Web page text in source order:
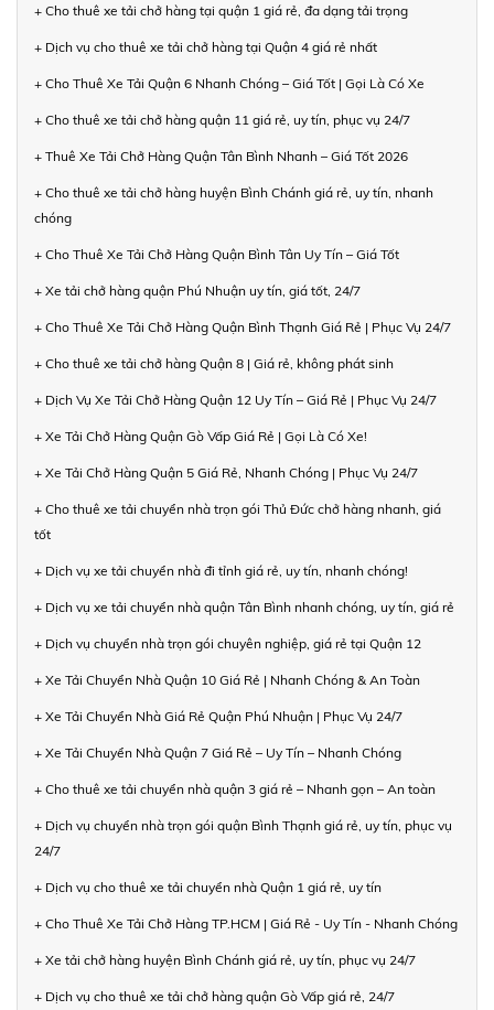
+ Cho thuê xe tải chở hàng tại quận 1 giá rẻ, đa dạng tải trọng
+ Dịch vụ cho thuê xe tải chở hàng tại Quận 4 giá rẻ nhất
+ Cho Thuê Xe Tải Quận 6 Nhanh Chóng – Giá Tốt | Gọi Là Có Xe
+ Cho thuê xe tải chở hàng quận 11 giá rẻ, uy tín, phục vụ 24/7
+ Thuê Xe Tải Chở Hàng Quận Tân Bình Nhanh – Giá Tốt 2026
+ Cho thuê xe tải chở hàng huyện Bình Chánh giá rẻ, uy tín, nhanh
chóng
+ Cho Thuê Xe Tải Chở Hàng Quận Bình Tân Uy Tín – Giá Tốt
+ Xe tải chở hàng quận Phú Nhuận uy tín, giá tốt, 24/7
+ Cho Thuê Xe Tải Chở Hàng Quận Bình Thạnh Giá Rẻ | Phục Vụ 24/7
+ Cho thuê xe tải chở hàng Quận 8 | Giá rẻ, không phát sinh
+ Dịch Vụ Xe Tải Chở Hàng Quận 12 Uy Tín – Giá Rẻ | Phục Vụ 24/7
+ Xe Tải Chở Hàng Quận Gò Vấp Giá Rẻ | Gọi Là Có Xe!
+ Xe Tải Chở Hàng Quận 5 Giá Rẻ, Nhanh Chóng | Phục Vụ 24/7
+ Cho thuê xe tải chuyển nhà trọn gói Thủ Đức chở hàng nhanh, giá
tốt
+ Dịch vụ xe tải chuyển nhà đi tỉnh giá rẻ, uy tín, nhanh chóng!
+ Dịch vụ xe tải chuyển nhà quận Tân Bình nhanh chóng, uy tín, giá rẻ
+ Dịch vụ chuyển nhà trọn gói chuyên nghiệp, giá rẻ tại Quận 12
+ Xe Tải Chuyển Nhà Quận 10 Giá Rẻ | Nhanh Chóng & An Toàn
+ Xe Tải Chuyển Nhà Giá Rẻ Quận Phú Nhuận | Phục Vụ 24/7
+ Xe Tải Chuyển Nhà Quận 7 Giá Rẻ – Uy Tín – Nhanh Chóng
+ Cho thuê xe tải chuyển nhà quận 3 giá rẻ – Nhanh gọn – An toàn
+ Dịch vụ chuyển nhà trọn gói quận Bình Thạnh giá rẻ, uy tín, phục vụ
24/7
+ Dịch vụ cho thuê xe tải chuyển nhà Quận 1 giá rẻ, uy tín
+ Cho Thuê Xe Tải Chở Hàng TP.HCM | Giá Rẻ - Uy Tín - Nhanh Chóng
+ Xe tải chở hàng huyện Bình Chánh giá rẻ, uy tín, phục vụ 24/7
+ Dịch vụ cho thuê xe tải chở hàng quận Gò Vấp giá rẻ, 24/7